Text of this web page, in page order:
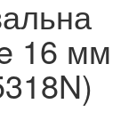
16 мм